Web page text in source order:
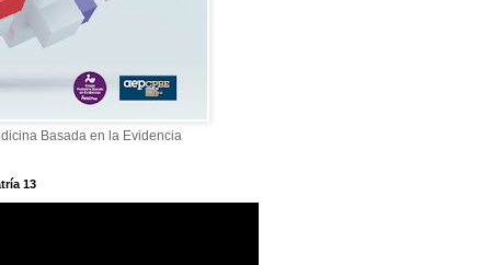
Basada en la Evidencia
13